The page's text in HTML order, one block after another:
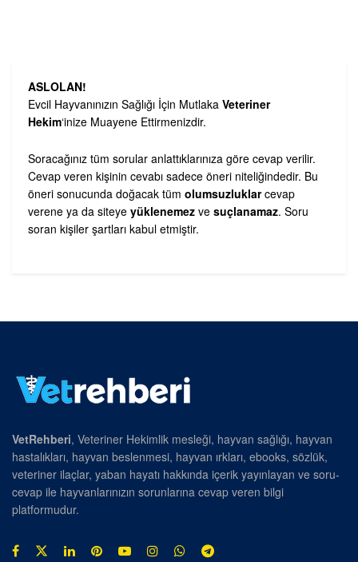
ASLOLAN!
Evcil Hayvanınızın Sağlığı İçin Mutlaka Veteriner
Hekim‘inize Muayene Ettirmenizdir.
Soracağınız tüm sorular anlattıklarınıza göre cevap verilir.
Cevap veren kişinin cevabı sadece öneri niteliğindedir. Bu
öneri sonucunda doğacak tüm olumsuzluklarcevap
verene ya da siteye yüklenemez ve suçlanamaz. Soru
soran kişiler şartları kabul etmiştir.
VetRehberi, Veteriner Hekimlik mesleği, hayvan sağlığı, hayvan
hastalıkları, hayvan beslenmesi, hayvan ırkları, ebooks, sözlük,
veteriner ilaçlar, yaban hayatı hakkında içerik yayınlayan ve soru-
cevap ile hayvanlarınızın sorunlarına cevap veren bilgi
platformudur.